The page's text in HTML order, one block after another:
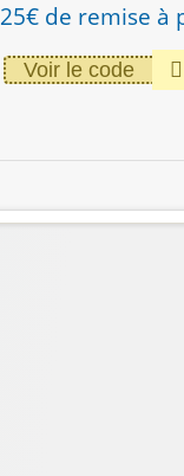
25€ de remise à
Voir le code